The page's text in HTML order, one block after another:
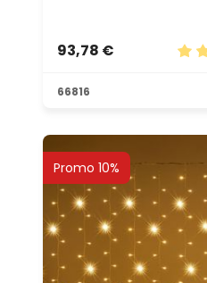
93,78 €
66816
Promo 10%